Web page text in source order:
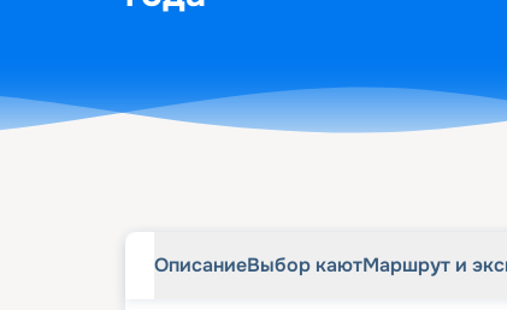
ОписаниеВыбор каютМаршрут и